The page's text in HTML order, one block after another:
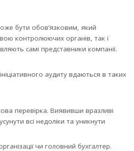
бути обов’язковим, який
контролюючих органів, так і
самі представники компанії.
аудиту вдаються в таких
перевірка. Виявивши вразливі
всі недоліки та уникнути
чи головний бухгалтер.